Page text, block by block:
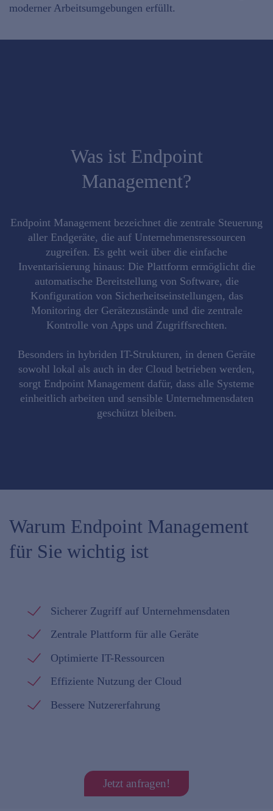
moderner Arbeitsumgebungen erfüllt.
Was ist Endpoint
Management?
Endpoint Management bezeichnet die zentrale Steuerung
aller Endgeräte, die auf Unternehmensressourcen
zugreifen. Es geht weit über die einfache
Inventarisierung hinaus: Die Plattform ermöglicht die
automatische Bereitstellung von Software, die
Konfiguration von Sicherheitseinstellungen, das
Monitoring der Gerätezustände und die zentrale
Kontrolle von Apps und Zugriffsrechten.
Besonders in hybriden IT-Strukturen, in denen Geräte
sowohl lokal als auch in der Cloud betrieben werden,
sorgt Endpoint Management dafür, dass alle Systeme
einheitlich arbeiten und sensible Unternehmensdaten
geschützt bleiben.
Warum Endpoint Management
für Sie wichtig ist
Sicherer Zugriff auf Unternehmensdaten
Zentrale Plattform für alle Geräte
Optimierte IT-Ressourcen
Effiziente Nutzung der Cloud
Bessere Nutzererfahrung
Jetzt anfragen!